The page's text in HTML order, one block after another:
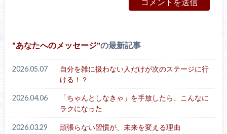
あなたへのメッセージ の最新記事
2026.05.07
自分を雑に扱わない人だけが次のステージに行
ける！？
2026.04.06
「ちゃんとしなきゃ」を手放したら、こんなに
ラクになった
2026.03.29 頑張らない習慣が、未来を変える理由